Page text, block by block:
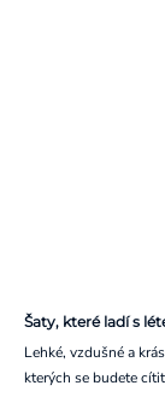
Šaty, které ladí s
Lehké, vzdušné a
kterých se budete